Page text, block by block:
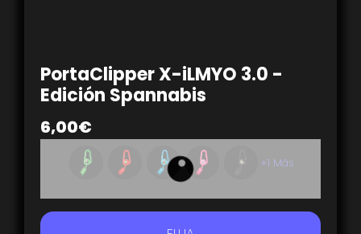
PortaClipper X-iLMYO 3.0 -
Edición Spannabis
6,00€
+1 Más